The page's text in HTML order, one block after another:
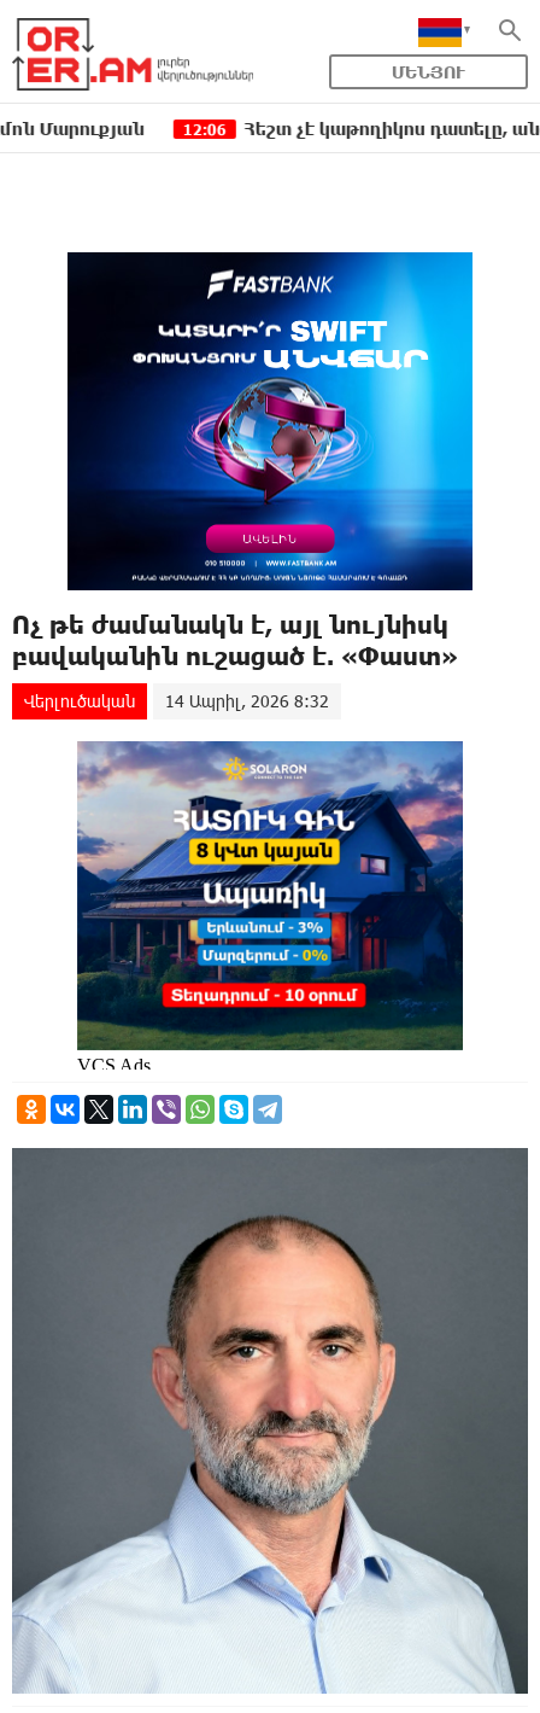
ՄԵՆՅՈՒ
12:06 Հեշտ չէ կաթողիկոս դատելը, անգամ
Ոչ թե ժամանակն է, այլ նույնիսկ
բավականին ուշացած է. «Փաստ»
Վերլուծական 14 Ապրիլ, 2026 8:32